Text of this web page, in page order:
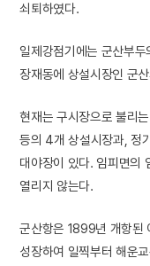
쇠퇴하였다.
일제강점기에는 군산부두
장재동에 상설시장인 군
현재는 구시장으로 불리
등의 4개 상설시장과, 정
대야장이 있다. 임피면의
열리지 않는다.
군산항은 1899년 개항된
성장하여 일찍부터 해운